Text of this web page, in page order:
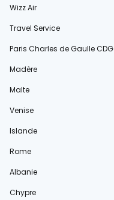
Wizz Air
Travel Service
Paris Charles de Gaulle CDG
Madère
Malte
Venise
Islande
Rome
Albanie
Chypre